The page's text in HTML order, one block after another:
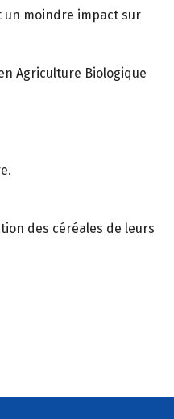
un moindre impact sur
Agriculture Biologique
des céréales de leurs